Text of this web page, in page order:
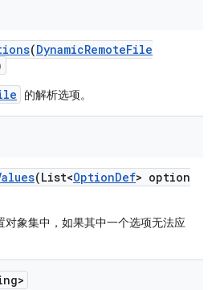
(DynamicRemoteFile
的解析选项。
(List<OptionDef> option
对象集中，如果其中一个选项无法应